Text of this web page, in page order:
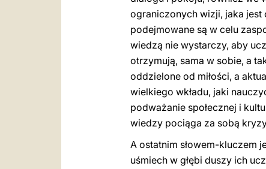
ograniczonych wizji, jaka jest
podejmowane są w celu
wiedzą nie wystarczy, aby
otrzymują, sama w sobie, a
oddzielone od miłości, a
wielkiego wkładu, jaki
podważanie społecznej i
wiedzy pociąga za sobą
A ostatnim słowem-kluczem
uśmiech w głębi duszy ich